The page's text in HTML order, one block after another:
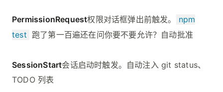
PermissionRequest权限对话框弹出前触发。
npm
test 跑了第一百遍还在问你要不要允许？自动批准
SessionStart会话启动时触发。自动注入 git status、
TODO 列表